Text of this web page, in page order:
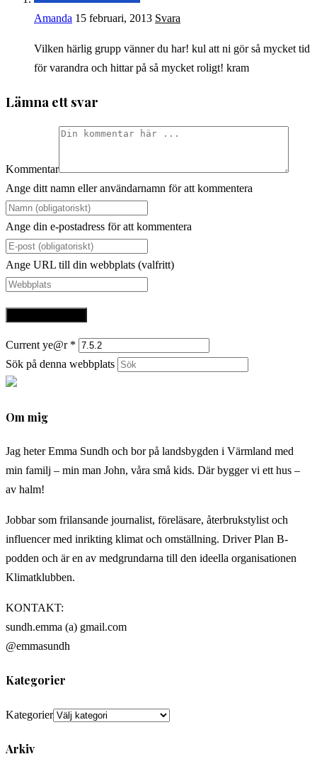
Amanda 15 februari, 2013 Svara
Vilken härlig grupp vänner du har! kul att ni gör så mycket tid
för varandra och hittar på så mycket roligt! kram
Lämna ett svar
Kommentar
Ange ditt namn eller användarnamn för att kommentera
Ange din e-postadress för att kommentera
Ange URL till din webbplats (valfritt)
Current ye@r *
Sök på denna webbplats
Om mig
Jag heter Emma Sundh och bor på landsbygden i Värmland med
min familj – min man John, våra små kids. Där bygger vi ett hus –
av halm!
Jobbar som frilansande journalist, föreläsare, återbrukstylist och
influencer med inrikting klimat och omställning. Driver Plan B-
podden och är en av medgrundarna till den ideella organisationen
Klimatklubben.
KONTAKT:
sundh.emma (a) gmail.com
@emmasundh
Kategorier
Kategorier
Arkiv